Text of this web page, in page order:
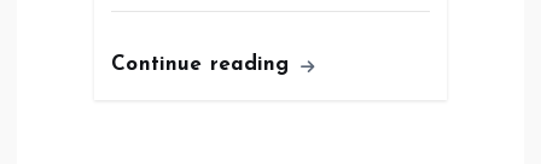
Continue reading